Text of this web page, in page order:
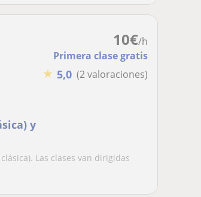
10€/h
Primera clase gratis
★ 5,0 (2 valoraciones)
y
Las clases van dirigidas